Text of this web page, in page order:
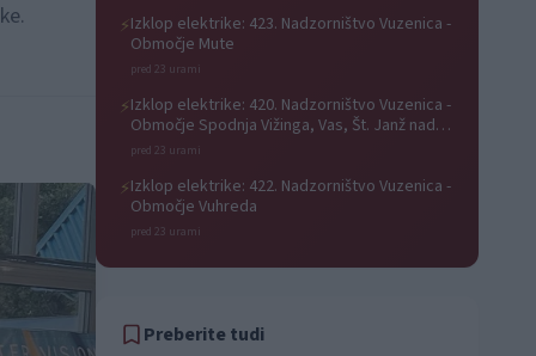
⚡Izklop elektrike: 423. Nadzorništvo Vuzenica -
Območje Mute
pred 23 urami
⚡Izklop elektrike: 420. Nadzorništvo Vuzenica -
Območje Spodnja Vižinga, Vas, Št. Janž nad
Radljami, Suhi Vrh, Dobrava
pred 23 urami
⚡Izklop elektrike: 422. Nadzorništvo Vuzenica -
Območje Vuhreda
pred 23 urami
Preberite tudi